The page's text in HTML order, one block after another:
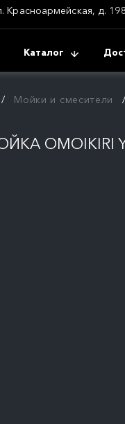
Красноармейская, д.
Каталог
Мойки и смесители
OMOIKIRI